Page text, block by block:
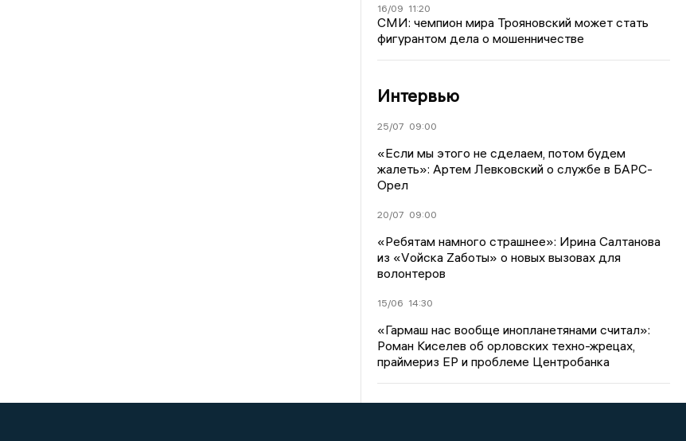
16/09 11:20
СМИ: чемпион мира Трояновский может стать
фигурантом дела о мошенничестве
Интервью
25/07 09:00
«Если мы этого не сделаем, потом будем
жалеть»: Артем Левковский о службе в БАРС-
Орел
20/07 09:00
«Ребятам намного страшнее»: Ирина Салтанова
из «Vойска Zаботы» о новых вызовах для
волонтеров
15/06 14:30
«Гармаш нас вообще инопланетянами считал»:
Роман Киселев об орловских техно-жрецах,
праймериз ЕР и проблеме Центробанка